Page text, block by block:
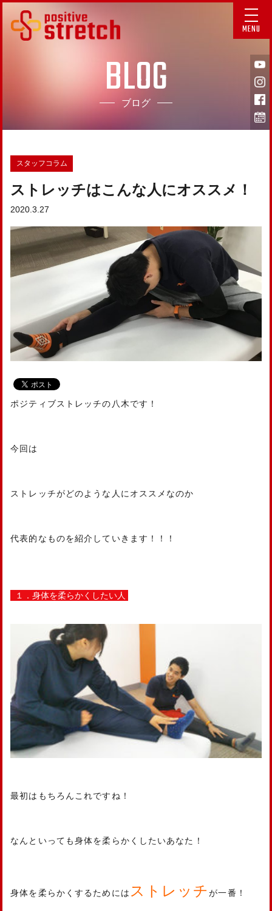
MENU
BLOG
ブログ
スタッフコラム
ストレッチはこんな人にオススメ！
2020.3.27
ポジティブストレッチの八木です！
今回は
ストレッチがどのような人にオススメなのか
代表的なものを紹介していきます！！！
１．身体を柔らかくしたい人
最初はもちろんこれですね！
なんといっても身体を柔らかくしたいあなた！
身体を柔らかくするためには ストレッチが一番！